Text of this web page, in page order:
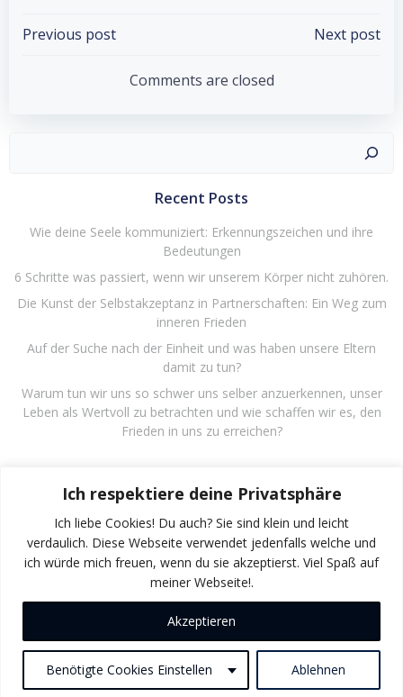
Ich respektiere deine Privatsphäre
Ich liebe Cookies! Du auch? Sie sind klein und leicht
verdaulich. Diese Webseite verwendet jedenfalls welche und
ich würde mich freuen, wenn du sie akzeptierst. Viel Spaß auf
meiner Webseite!.
Benötigte Cookies Einstellen Ablehnen
Akzeptieren
Post
navigation
Previous post
navigation
Next post
Comments are closed
Recent Posts
Wie deine Seele kommuniziert: Erkennungszeichen und ihre
Bedeutungen
6 Schritte was passiert, wenn wir unserem Körper nicht zuhören.
Die Kunst der Selbstakzeptanz in Partnerschaften: Ein Weg zum
inneren Frieden
Auf der Suche nach der Einheit und was haben unsere Eltern
damit zu tun?
Warum tun wir uns so schwer uns selber anzuerkennen, unser
Leben als Wertvoll zu betrachten und wie schaffen wir es, den
Frieden in uns zu erreichen?
Es sind keine Kommentare vorhanden.
© 2026 Gunter Herrmann. Created for free using
WordPress andColibri